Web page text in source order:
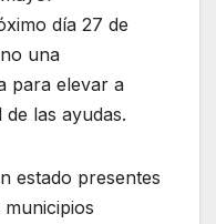
día 27 de
una
para elevar a
las ayudas.
estado presentes